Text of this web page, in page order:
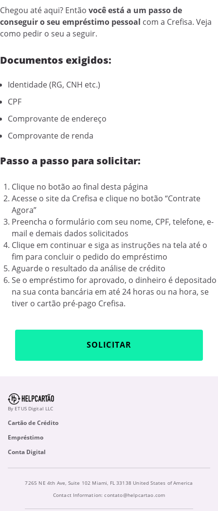
Chegou até aqui? Então você está a um passo de
conseguir o seu empréstimo pessoal com a Crefisa. Veja
como pedir o seu a seguir.
Documentos exigidos:
Identidade (RG, CNH etc.)
CPF
Comprovante de endereço
Comprovante de renda
Passo a passo para solicitar:
Clique no botão ao final desta página
Acesse o site da Crefisa e clique no botão “Contrate
Agora”
Preencha o formulário com seu nome, CPF, telefone, e-
mail e demais dados solicitados
Clique em continuar e siga as instruções na tela até o
fim para concluir o pedido do empréstimo
Aguarde o resultado da análise de crédito
Se o empréstimo for aprovado, o dinheiro é depositado
na sua conta bancária em até 24 horas ou na hora, se
tiver o cartão pré-pago Crefisa.
SOLICITAR
By ETUS Digital LLC
Cartão de Crédito
Empréstimo
Conta Digital
7265 NE 4th Ave, Suite 102 Miami, FL 33138 United States of America
Contact Information:contato@helpcartao.com